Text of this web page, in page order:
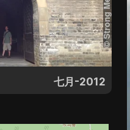
七月-2012